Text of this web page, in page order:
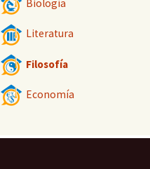
Biología
Literatura
Filosofía
Economía